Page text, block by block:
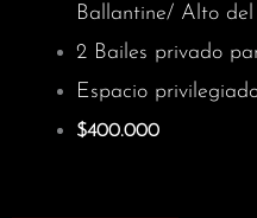
Ballantine/ Alto
2 Bailes privado
Espacio
$400.000